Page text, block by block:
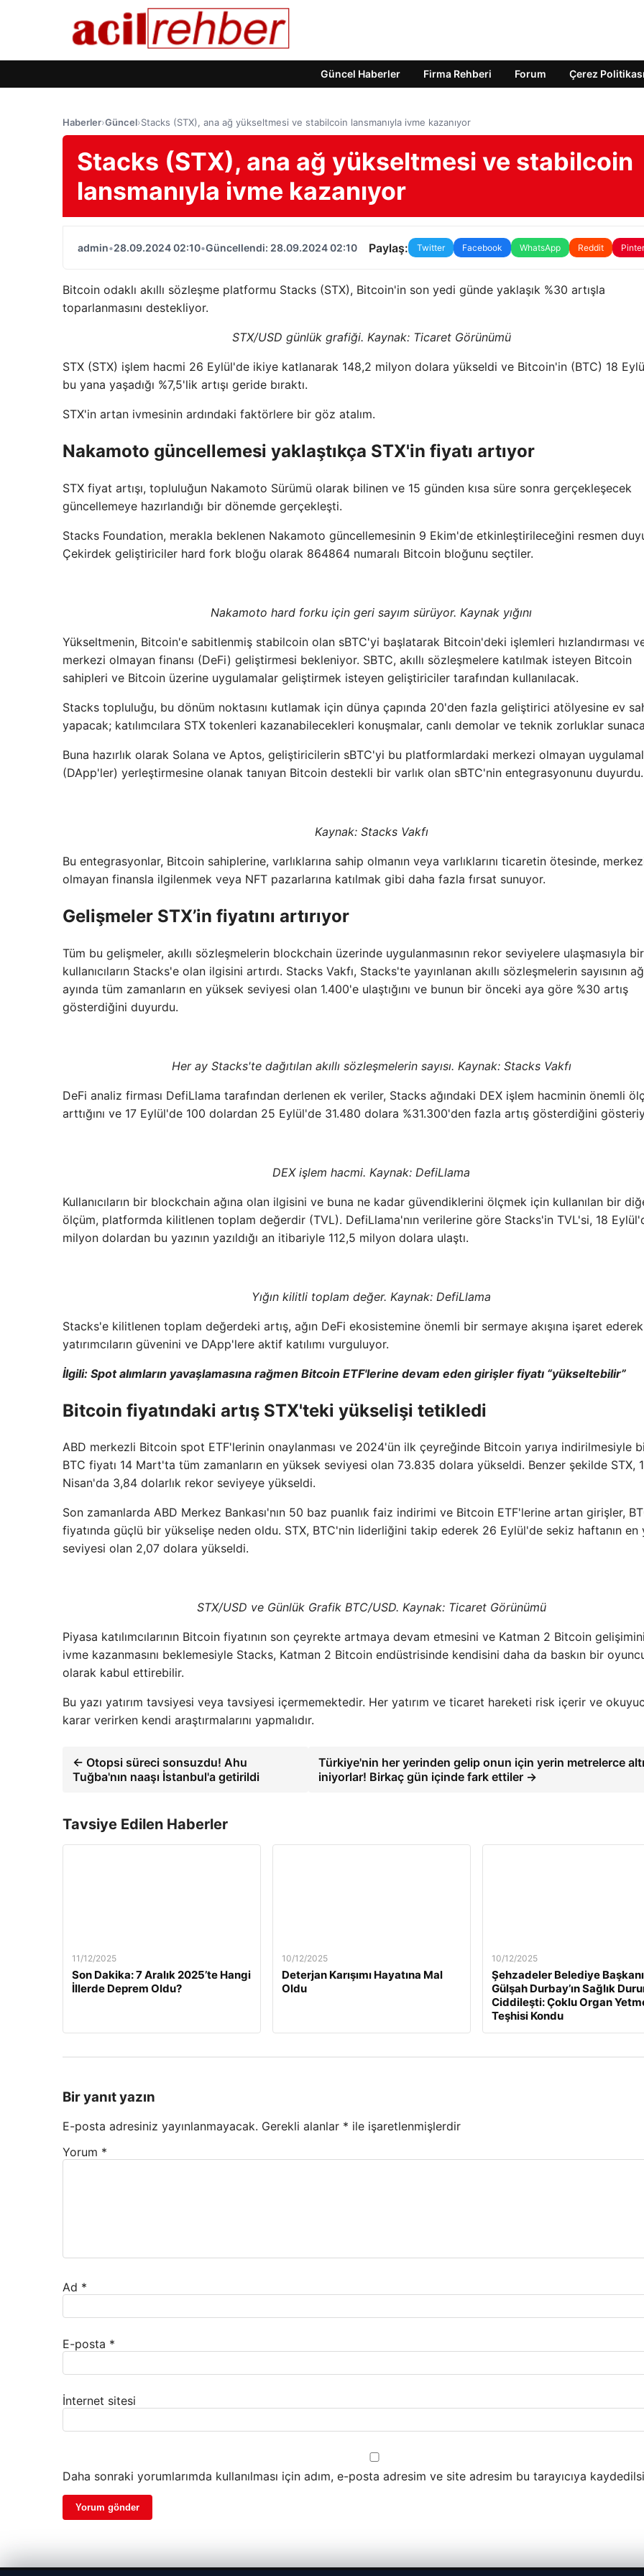
Güncel Haberler Firma Rehberi Forum Çerez Politikası
Haberler›Güncel›Stacks (STX), ana ağ yükseltmesi ve stabilcoin lansmanıyla ivme kazanıyor
Stacks (STX), ana ağ yükseltmesi ve stabilcoin
lansmanıyla ivme kazanıyor
admin•28.09.2024 02:10•Güncellendi: 28.09.2024 02:10 Paylaş: Twitter Facebook WhatsApp Reddit
Bitcoin odaklı akıllı sözleşme platformu Stacks (STX), Bitcoin'in son yedi günde yaklaşık %30 artışla
toparlanmasını destekliyor.
STX/USD günlük grafiği. Kaynak: Ticaret Görünümü
STX (STX) işlem hacmi 26 Eylül'de ikiye katlanarak 148,2 milyon dolara yükseldi ve Bitcoin'in (BTC) 18
bu yana yaşadığı %7,5'lik artışı geride bıraktı.
STX'in artan ivmesinin ardındaki faktörlere bir göz atalım.
Nakamoto güncellemesi yaklaştıkça STX'in fiyatı artıyor
STX fiyat artışı, topluluğun Nakamoto Sürümü olarak bilinen ve 15 günden kısa süre sonra gerçekleşecek
güncellemeye hazırlandığı bir dönemde gerçekleşti.
Stacks Foundation, merakla beklenen Nakamoto güncellemesinin 9 Ekim'de etkinleştirileceğini resmen
Çekirdek geliştiriciler hard fork bloğu olarak 864864 numaralı Bitcoin bloğunu seçtiler.
Nakamoto hard forku için geri sayım sürüyor. Kaynak yığını
Yükseltmenin, Bitcoin'e sabitlenmiş stabilcoin olan sBTC'yi başlatarak Bitcoin'deki işlemleri hızlandırması
merkezi olmayan finansı (DeFi) geliştirmesi bekleniyor. SBTC, akıllı sözleşmelere katılmak isteyen Bitcoin
sahipleri ve Bitcoin üzerine uygulamalar geliştirmek isteyen geliştiriciler tarafından kullanılacak.
Stacks topluluğu, bu dönüm noktasını kutlamak için dünya çapında 20'den fazla geliştirici atölyesine ev
yapacak; katılımcılara STX tokenleri kazanabilecekleri konuşmalar, canlı demolar ve teknik zorluklar
Buna hazırlık olarak Solana ve Aptos, geliştiricilerin sBTC'yi bu platformlardaki merkezi olmayan
(DApp'ler) yerleştirmesine olanak tanıyan Bitcoin destekli bir varlık olan sBTC'nin entegrasyonunu duyurdu.
Kaynak: Stacks Vakfı
Bu entegrasyonlar, Bitcoin sahiplerine, varlıklarına sahip olmanın veya varlıklarını ticaretin ötesinde,
olmayan finansla ilgilenmek veya NFT pazarlarına katılmak gibi daha fazla fırsat sunuyor.
Gelişmeler STX’in fiyatını artırıyor
Tüm bu gelişmeler, akıllı sözleşmelerin blockchain üzerinde uygulanmasının rekor seviyelere ulaşmasıyla
kullanıcıların Stacks'e olan ilgisini artırdı. Stacks Vakfı, Stacks'te yayınlanan akıllı sözleşmelerin sayısının
ayında tüm zamanların en yüksek seviyesi olan 1.400'e ulaştığını ve bunun bir önceki aya göre %30 artış
gösterdiğini duyurdu.
Her ay Stacks'te dağıtılan akıllı sözleşmelerin sayısı. Kaynak: Stacks Vakfı
DeFi analiz firması DefiLlama tarafından derlenen ek veriler, Stacks ağındaki DEX işlem hacminin önemli
arttığını ve 17 Eylül'de 100 dolardan 25 Eylül'de 31.480 dolara %31.300'den fazla artış gösterdiğini
DEX işlem hacmi. Kaynak: DefiLlama
Kullanıcıların bir blockchain ağına olan ilgisini ve buna ne kadar güvendiklerini ölçmek için kullanılan bir
ölçüm, platformda kilitlenen toplam değerdir (TVL). DefiLlama'nın verilerine göre Stacks'in TVL'si, 18
milyon dolardan bu yazının yazıldığı an itibariyle 112,5 milyon dolara ulaştı.
Yığın kilitli toplam değer. Kaynak: DefiLlama
Stacks'e kilitlenen toplam değerdeki artış, ağın DeFi ekosistemine önemli bir sermaye akışına işaret ederek
yatırımcıların güvenini ve DApp'lere aktif katılımı vurguluyor.
İlgili: Spot alımların yavaşlamasına rağmen Bitcoin ETF'lerine devam eden girişler fiyatı “yükseltebilir”
Bitcoin fiyatındaki artış STX'teki yükselişi tetikledi
ABD merkezli Bitcoin spot ETF'lerinin onaylanması ve 2024'ün ilk çeyreğinde Bitcoin yarıya indirilmesiyle
BTC fiyatı 14 Mart'ta tüm zamanların en yüksek seviyesi olan 73.835 dolara yükseldi. Benzer şekilde STX, 1
Nisan'da 3,84 dolarlık rekor seviyeye yükseldi.
Son zamanlarda ABD Merkez Bankası'nın 50 baz puanlık faiz indirimi ve Bitcoin ETF'lerine artan girişler,
fiyatında güçlü bir yükselişe neden oldu. STX, BTC'nin liderliğini takip ederek 26 Eylül'de sekiz haftanın en
seviyesi olan 2,07 dolara yükseldi.
STX/USD ve Günlük Grafik BTC/USD. Kaynak: Ticaret Görünümü
Piyasa katılımcılarının Bitcoin fiyatının son çeyrekte artmaya devam etmesini ve Katman 2 Bitcoin
ivme kazanmasını beklemesiyle Stacks, Katman 2 Bitcoin endüstrisinde kendisini daha da baskın bir
olarak kabul ettirebilir.
Bu yazı yatırım tavsiyesi veya tavsiyesi içermemektedir. Her yatırım ve ticaret hareketi risk içerir ve
karar verirken kendi araştırmalarını yapmalıdır.
← Otopsi süreci sonsuzdu! Ahu
Tuğba'nın naaşı İstanbul'a getirildi
Türkiye'nin her yerinden gelip onun için yerin metrelerce
iniyorlar! Birkaç gün içinde fark ettiler →
Tavsiye Edilen Haberler
11/12/2025
Son Dakika: 7 Aralık 2025’te Hangi
İllerde Deprem Oldu?
10/12/2025
Deterjan Karışımı Hayatına Mal
Oldu
10/12/2025
Şehzadeler Belediye Başkanı
Gülşah Durbay’ın Sağlık
Ciddileşti: Çoklu Organ
Teşhisi Kondu
Bir yanıt yazın
E-posta adresiniz yayınlanmayacak. Gerekli alanlar * ile işaretlenmişlerdir
Yorum *
Ad *
E-posta *
İnternet sitesi
Daha sonraki yorumlarımda kullanılması için adım, e-posta adresim ve site adresim bu tarayıcıya